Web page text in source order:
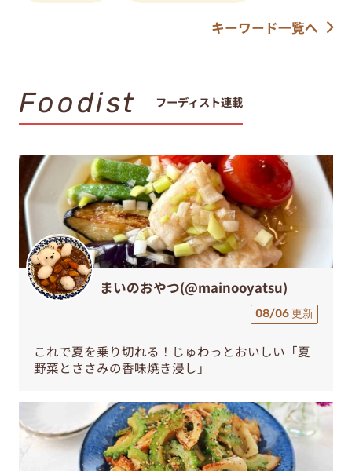
キーワード一覧へ
Foodist フーディスト連載
まいのおやつ(@mainooyatsu)
08/06 更新
これで夏を乗り切れる！じゅわっとおいしい「夏
野菜とささみの香味焼き浸し」